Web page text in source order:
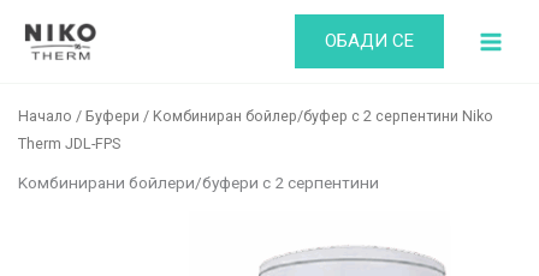
ОБАДИ СЕ
Начало / Буфери / Kомбиниран бойлер/буфер с 2 серпентини Niko
Therm JDL-FPS
Kомбинирани бойлери/буфери с 2 серпентини